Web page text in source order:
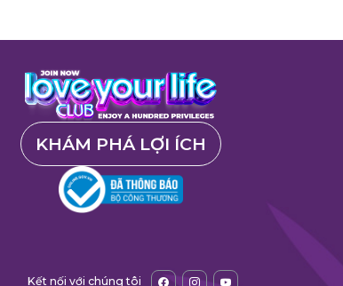
KHÁM PHÁ LỢI ÍCH
Kết nối với chúng tôi